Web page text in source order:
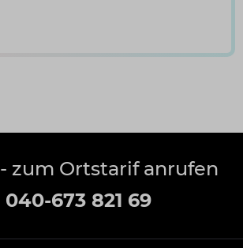
- zum Ortstarif anrufen
040-673 821 69